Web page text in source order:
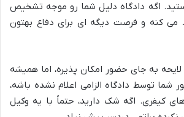
اگه دادگاه دلیل شما رو موجه تشخیص
می کنه و فرصت دیگه ای برای دفاع بهتون
به جای حضور امکان پذیره، اما همیشه
توسط دادگاه الزامی اعلام نشده باشه،
کیفری. اگه شک دارید، حتماً با یه وکیل